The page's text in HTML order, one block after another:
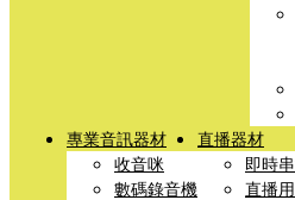
專業音訊器材
收音咪
數碼錄音機
直播器材
即時
直播